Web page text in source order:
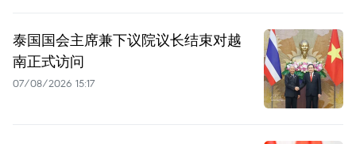
泰国国会主席兼下议院议长结束对越
南正式访问
07/08/2026 15:17